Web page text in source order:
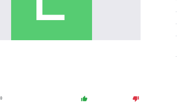
thumb_up thumb_down